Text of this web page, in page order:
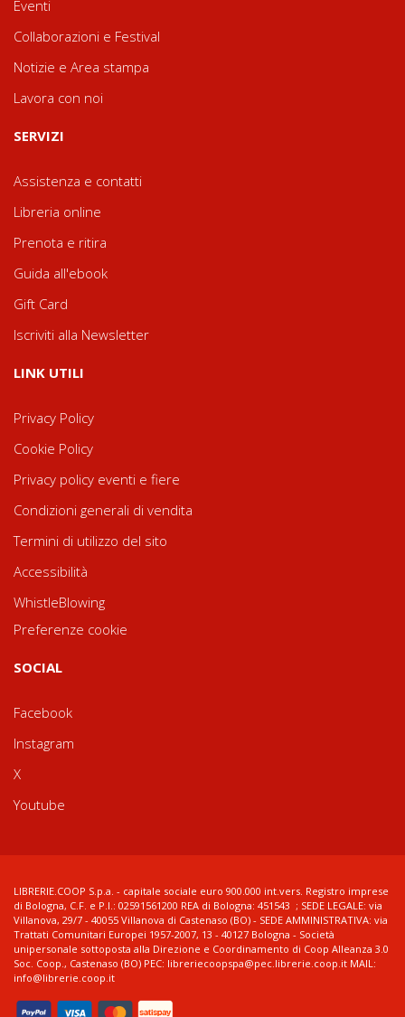
Eventi
Collaborazioni e Festival
Notizie e Area stampa
Lavora con noi
SERVIZI
Assistenza e contatti
Libreria online
Prenota e ritira
Guida all'ebook
Gift Card
Iscriviti alla Newsletter
LINK UTILI
Privacy Policy
Cookie Policy
Privacy policy eventi e fiere
Condizioni generali di vendita
Termini di utilizzo del sito
Accessibilità
WhistleBlowing
Preferenze cookie
SOCIAL
Facebook
Instagram
X
Youtube
LIBRERIE.COOP S.p.a. - capitale sociale euro 900.000 int.vers. Registro imprese
di Bologna, C.F. e P.I.: 02591561200 REA di Bologna: 451543 ; SEDE LEGALE: via
Villanova, 29/7 - 40055 Villanova di Castenaso (BO) - SEDE AMMINISTRATIVA: via
Trattati Comunitari Europei 1957-2007, 13 - 40127 Bologna - Società
unipersonale sottoposta alla Direzione e Coordinamento di Coop Alleanza 3.0
Soc. Coop., Castenaso (BO) PEC: libreriecoopspa@pec.librerie.coop.it MAIL:
info@librerie.coop.it